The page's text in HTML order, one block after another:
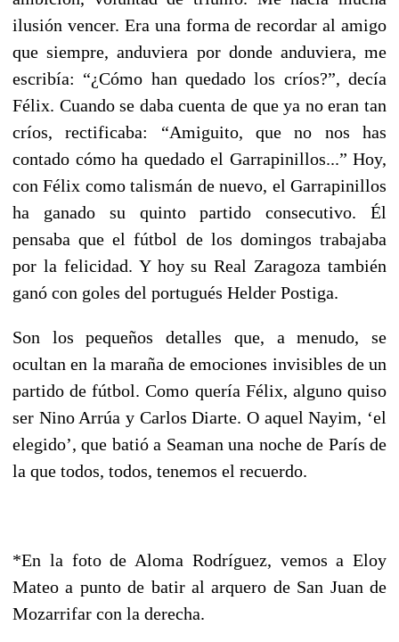
ilusión vencer. Era una forma de recordar al amigo
que siempre, anduviera por donde anduviera, me
escribía: “¿Cómo han quedado los críos?”, decía
Félix. Cuando se daba cuenta de que ya no eran tan
críos, rectificaba: “Amiguito, que no nos has
contado cómo ha quedado el Garrapinillos...” Hoy,
con Félix como talismán de nuevo, el Garrapinillos
ha ganado su quinto partido consecutivo. Él
pensaba que el fútbol de los domingos trabajaba
por la felicidad. Y hoy su Real Zaragoza también
ganó con goles del portugués Helder Postiga.
Son los pequeños detalles que, a menudo, se
ocultan en la maraña de emociones invisibles de un
partido de fútbol. Como quería Félix, alguno quiso
ser Nino Arrúa y Carlos Diarte. O aquel Nayim, ‘el
elegido’, que batió a Seaman una noche de París de
la que todos, todos, tenemos el recuerdo.
*En la foto de Aloma Rodríguez, vemos a Eloy
Mateo a punto de batir al arquero de San Juan de
Mozarrifar con la derecha.